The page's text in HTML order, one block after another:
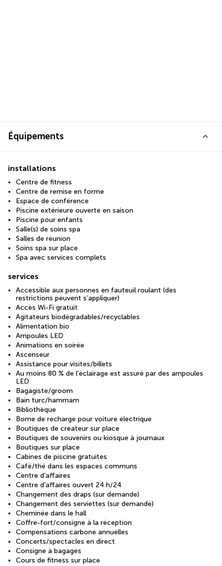
Équipements
installations
Centre de fitness
Centre de remise en forme
Espace de conférence
Piscine extérieure ouverte en saison
Piscine pour enfants
Salle(s) de soins spa
Salles de réunion
Soins spa sur place
Spa avec services complets
services
Accessible aux personnes en fauteuil roulant (des
restrictions peuvent s’appliquer)
Accès Wi-Fi gratuit
Agitateurs biodégradables/recyclables
Alimentation bio
Ampoules LED
Animations en soirée
Ascenseur
Assistance pour visites/billets
Au moins 80 % de l’éclairage est assuré par des ampoules
LED
Bagagiste/groom
Bain turc/hammam
Bibliothèque
Borne de recharge pour voiture électrique
Boutiques de créateur sur place
Boutiques de souvenirs ou kiosque à journaux
Boutiques sur place
Cabines de piscine gratuites
Café/thé dans les espaces communs
Centre d’affaires
Centre d’affaires ouvert 24 h/24
Changement des draps (sur demande)
Changement des serviettes (sur demande)
Cheminée dans le hall
Coffre-fort/consigne à la réception
Compensations carbone annuelles
Concerts/spectacles en direct
Consigne à bagages
Cours de fitness sur place